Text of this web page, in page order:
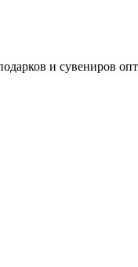
и сувениров